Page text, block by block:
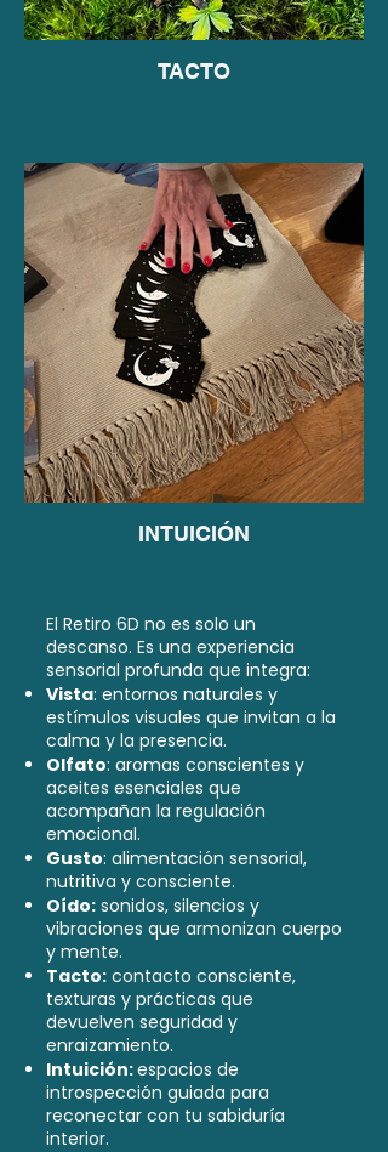
TACTO
INTUICIÓN
El Retiro 6D no es solo un
descanso. Es una experiencia
sensorial profunda que integra:
Vista: entornos naturales y
estímulos visuales que invitan a la
calma y la presencia.
Olfato: aromas conscientes y
aceites esenciales que
acompañan la regulación
emocional.
Gusto: alimentación sensorial,
nutritiva y consciente.
Oído: sonidos, silencios y
vibraciones que armonizan cuerpo
y mente.
Tacto: contacto consciente,
texturas y prácticas que
devuelven seguridad y
enraizamiento.
Intuición:espacios de
introspección guiada para
reconectar con tu sabiduría
interior.